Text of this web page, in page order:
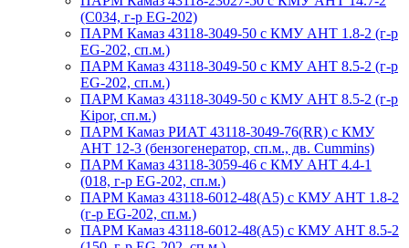
(С034, г-р EG-202)
ПАРМ Камаз 43118-3049-50 с КМУ АНТ 1.8-2 (г-р
EG-202, сп.м.)
ПАРМ Камаз 43118-3049-50 с КМУ АНТ 8.5-2 (г-р
EG-202, сп.м.)
ПАРМ Камаз 43118-3049-50 с КМУ АНТ 8.5-2 (г-р
Kipor, сп.м.)
ПАРМ Камаз РИАТ 43118-3049-76(RR) с КМУ
АНТ 12-3 (бензогенератор, сп.м., дв. Cummins)
ПАРМ Камаз 43118-3059-46 с КМУ АНТ 4.4-1
(018, г-р EG-202, сп.м.)
ПАРМ Камаз 43118-6012-48(А5) с КМУ АНТ 1.8-2
(г-р EG-202, сп.м.)
ПАРМ Камаз 43118-6012-48(А5) с КМУ АНТ 8.5-2